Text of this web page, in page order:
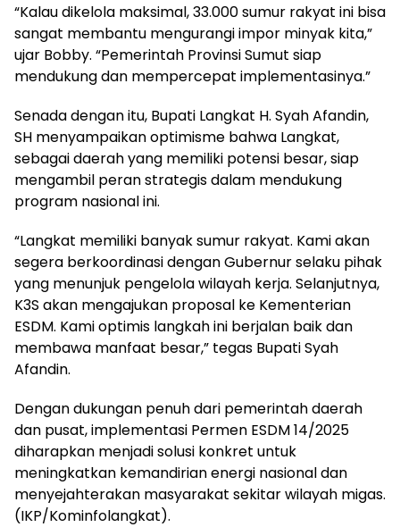
“Kalau dikelola maksimal, 33.000 sumur rakyat ini bisa
sangat membantu mengurangi impor minyak kita,”
ujar Bobby. “Pemerintah Provinsi Sumut siap
mendukung dan mempercepat implementasinya.”
Senada dengan itu, Bupati Langkat H. Syah Afandin,
SH menyampaikan optimisme bahwa Langkat,
sebagai daerah yang memiliki potensi besar, siap
mengambil peran strategis dalam mendukung
program nasional ini.
“Langkat memiliki banyak sumur rakyat. Kami akan
segera berkoordinasi dengan Gubernur selaku pihak
yang menunjuk pengelola wilayah kerja. Selanjutnya,
K3S akan mengajukan proposal ke Kementerian
ESDM. Kami optimis langkah ini berjalan baik dan
membawa manfaat besar,” tegas Bupati Syah
Afandin.
Dengan dukungan penuh dari pemerintah daerah
dan pusat, implementasi Permen ESDM 14/2025
diharapkan menjadi solusi konkret untuk
meningkatkan kemandirian energi nasional dan
menyejahterakan masyarakat sekitar wilayah migas.
(IKP/Kominfolangkat).